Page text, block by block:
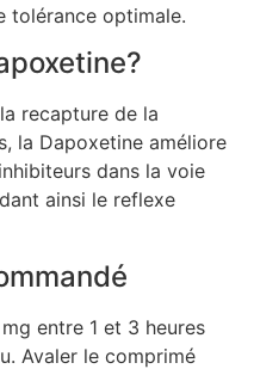
tolérance optimale.
recapture de la
la Dapoxetine améliore
dans la voie
ainsi le reflexe
entre 1 et 3 heures
Avaler le comprimé